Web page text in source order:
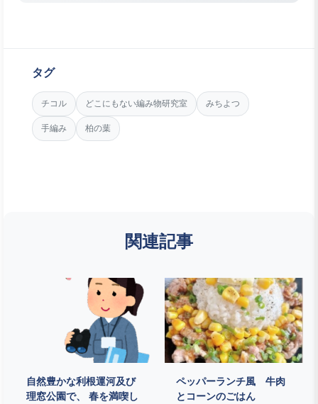
タグ
チコル どこにもない編み物研究室 みちよつ
手編み 柏の葉
関連記事
自然豊かな利根運河及び
理窓公園で、 春を満喫し
ペッパーランチ風 牛肉
とコーンのごはん